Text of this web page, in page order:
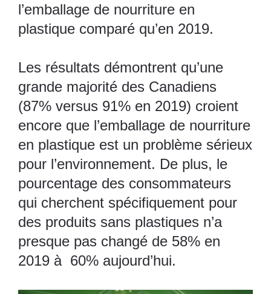
l’emballage de nourriture en
plastique comparé qu’en 2019.
Les résultats démontrent qu’une
grande majorité des Canadiens
(87% versus 91% en 2019) croient
encore que l’emballage de nourriture
en plastique est un problème sérieux
pour l’environnement. De plus, le
pourcentage des consommateurs
qui cherchent spécifiquement pour
des produits sans plastiques n’a
presque pas changé de 58% en
2019 à 60% aujourd’hui.